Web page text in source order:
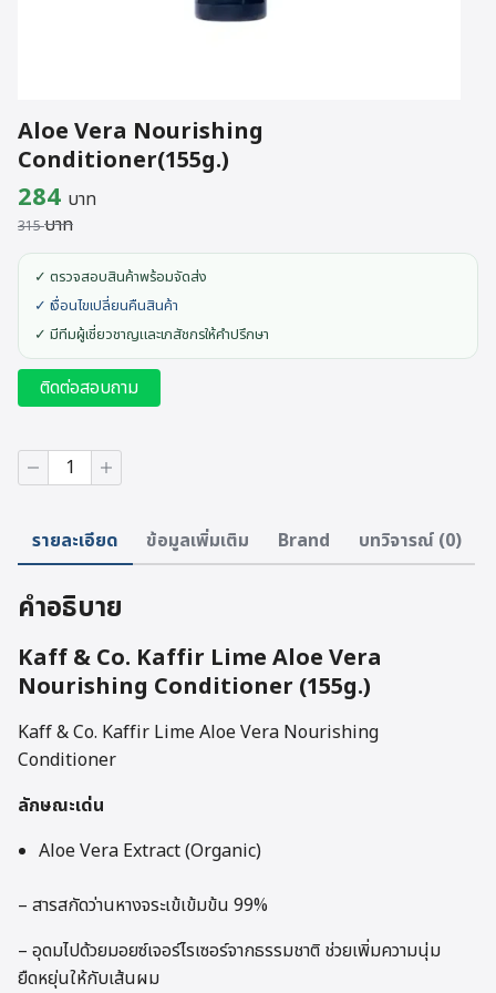
Aloe Vera Nourishing
Conditioner(155g.)
315บาท
Original
price
was:
315 บาท.
284 บาท
is:
284 บาท.
✓ ตรวจสอบสินค้าพร้อมจัดส่ง
✓ เงื่อนไขเปลี่ยนคืนสินค้า
✓ มีทีมผู้เชี่ยวชาญและเภสัชกรให้คำปรึกษา
ติดต่อสอบถาม
จำนวน
Aloe
Conditioner(155g.)
ชิ้น
รายละเอียด ข้อมูลเพิ่มเติม Brand บทวิจารณ์ (0)
คำอธิบาย
Kaff & Co. Kaffir Lime Aloe Vera
Nourishing Conditioner (155g.)
Kaff & Co. Kaffir Lime Aloe Vera Nourishing
Conditioner
ลักษณะเด่น
Aloe Vera Extract (Organic)
– สารสกัดว่านหางจระเข้เข้มข้น 99%
– อุดมไปด้วยมอยซ์เจอร์ไรเซอร์จากธรรมชาติ ช่วยเพิ่มความนุ่ม
ยืดหยุ่นให้กับเส้นผม